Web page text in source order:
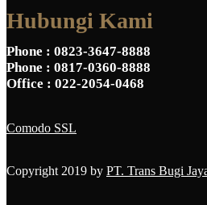
Hubungi Kami
Phone : 0823-3647-8888
Phone : 0817-0360-8888
Office : 022-2054-0468
Comodo SSL
Copyright 2019 by PT. Trans Bugi